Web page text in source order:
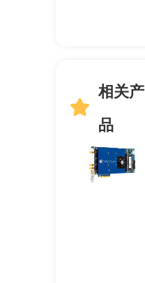
相关产
品